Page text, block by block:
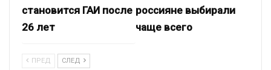
становится ГАИ после
26 лет
россияне выбирали
чаще всего
ПРЕД СЛЕД